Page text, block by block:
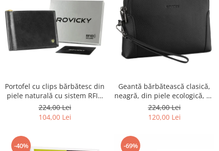
Portofel cu clips bărbătesc din
piele naturală cu sistem RFID
- Rovicky PTR-N1908-RVT-9799
BLACK
224,00 Lei
104,00 Lei
Geantă bărbătească clasică,
neagră, din piele ecologică, cu
fermoar - Rovicky PTR-R-SDR-
01-1631 BLACK
224,00 Lei
120,00 Lei
-40% -69%